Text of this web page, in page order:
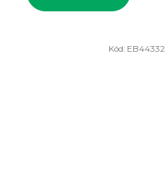
Kód: EB44332